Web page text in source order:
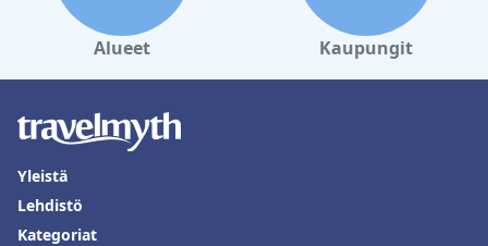
Alueet Kaupungit
Yleistä
Lehdistö
Kategoriat